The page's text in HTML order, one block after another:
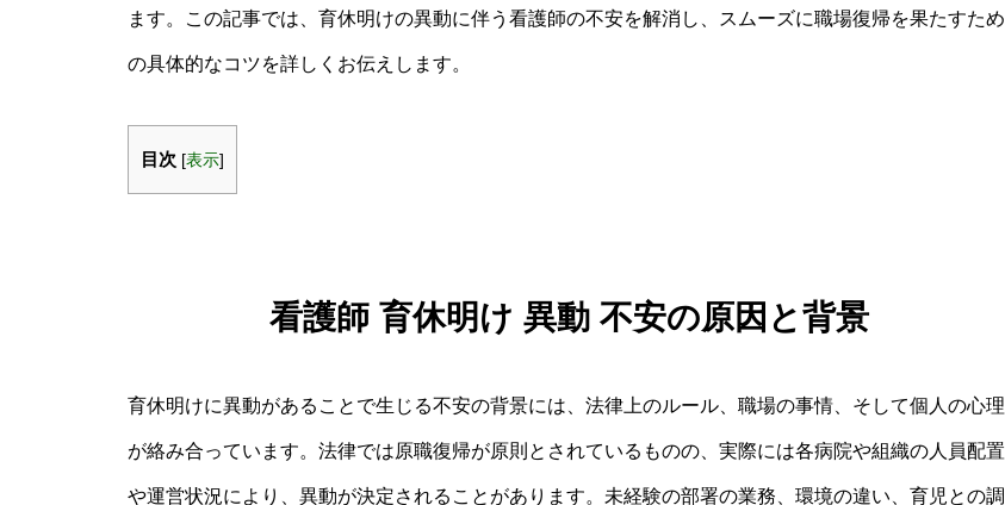
ます。この記事では、育休明けの異動に伴う看護師の不安を解消し、スムーズに職場復帰を果たすため
の具体的なコツを詳しくお伝えします。
目次 [表示]
看護師 育休明け 異動 不安の原因と背景
育休明けに異動があることで生じる不安の背景には、法律上のルール、職場の事情、そして個人の心理
が絡み合っています。法律では原職復帰が原則とされているものの、実際には各病院や組織の人員配置
や運営状況により、異動が決定されることがあります。未経験の部署の業務、環境の違い、育児との調